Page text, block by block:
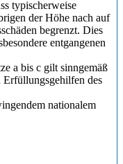
typischerweise
der Höhe nach auf
begrenzt. Dies
entgangenen
a bis c gilt sinngemäß
Erfüllungsgehilfen des
nationalem